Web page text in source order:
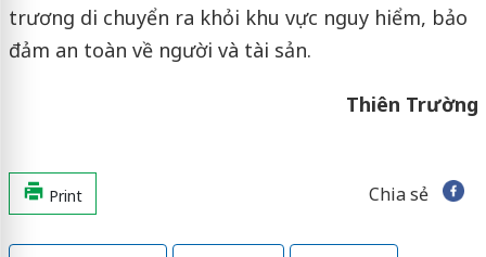
trương di chuyển ra khỏi khu vực nguy hiểm, bảo
đảm an toàn về người và tài sản.
Thiên Trường
Print Chia sẻ